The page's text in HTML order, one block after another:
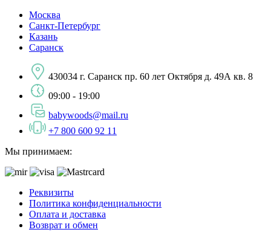
Москва
Санкт-Петербург
Казань
Саранск
430034 г. Саранск пр. 60 лет Октября д. 49А кв. 8
09:00 - 19:00
babywoods@mail.ru
+7 800 600 92 11
Мы принимаем:
Реквизиты
Политика конфиденциальности
Оплата и доставка
Возврат и обмен